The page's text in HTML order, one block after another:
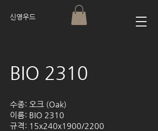
신영우드
BIO 2310
수종: 오크 (Oak)
이름: BIO 2310
규격: 15x240x1900/2200